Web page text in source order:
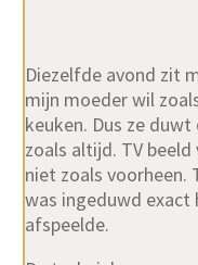
Diezelfde avond zit
mijn moeder wil
keuken. Dus ze
zoals altijd. TV
niet zoals voorheen.
was ingeduwd
afspeelde.